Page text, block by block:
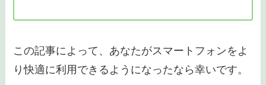
この記事によって、あなたがスマートフォンをよ
り快適に利用できるようになったなら幸いです。